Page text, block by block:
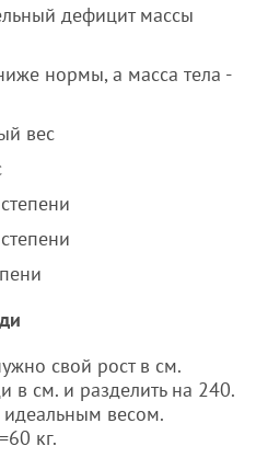
дефицит массы
нормы, а масса тела -
вес
свой рост в см.
в см. и разделить на 240.
идеальным весом.
кг.